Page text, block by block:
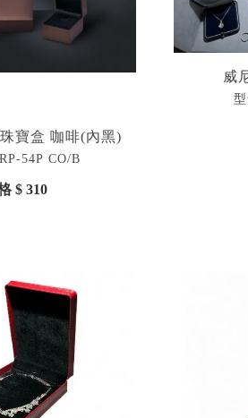
寶盒 咖啡(內黑)
54P CO/B
$ 310
威